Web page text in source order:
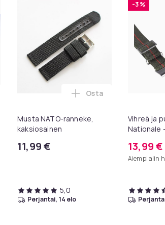
nato-ranneke ostoskoriin
Musta NATO-ranneke,
kaksiosainen
11,99 €
Lisää Musta NATO-
Osta
5,0
perjantai, 14 elo
-3 %
Vihreä ja
Nationale
13,99 €
Aiempi alin